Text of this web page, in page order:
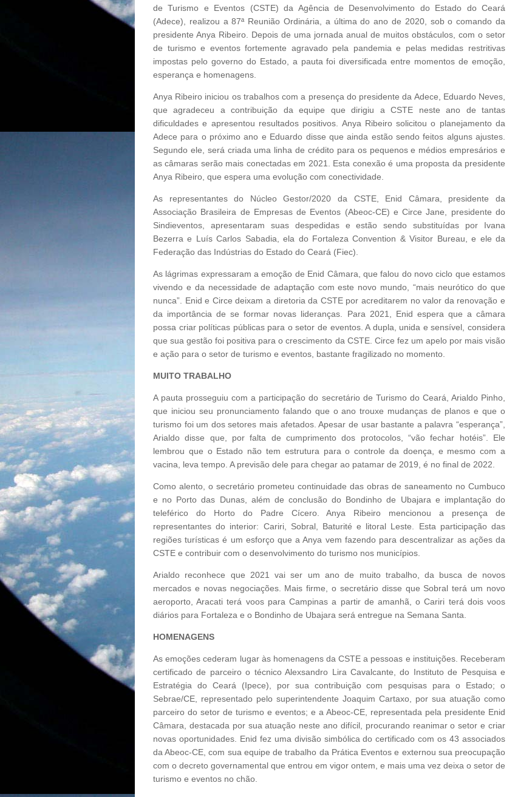
de Turismo e Eventos (CSTE) da Agência de Desenvolvimento do Estado do Ceará
(Adece), realizou a 87ª Reunião Ordinária, a última do ano de 2020, sob o comando da
presidente Anya Ribeiro. Depois de uma jornada anual de muitos obstáculos, com o setor
de turismo e eventos fortemente agravado pela pandemia e pelas medidas restritivas
impostas pelo governo do Estado, a pauta foi diversificada entre momentos de emoção,
esperança e homenagens.
Anya Ribeiro iniciou os trabalhos com a presença do presidente da Adece, Eduardo Neves,
que agradeceu a contribuição da equipe que dirigiu a CSTE neste ano de tantas
dificuldades e apresentou resultados positivos. Anya Ribeiro solicitou o planejamento da
Adece para o próximo ano e Eduardo disse que ainda estão sendo feitos alguns ajustes.
Segundo ele, será criada uma linha de crédito para os pequenos e médios empresários e
as câmaras serão mais conectadas em 2021. Esta conexão é uma proposta da presidente
Anya Ribeiro, que espera uma evolução com conectividade.
As representantes do Núcleo Gestor/2020 da CSTE, Enid Câmara, presidente da
Associação Brasileira de Empresas de Eventos (Abeoc-CE) e Circe Jane, presidente do
Sindieventos, apresentaram suas despedidas e estão sendo substituídas por Ivana
Bezerra e Luís Carlos Sabadia, ela do Fortaleza Convention & Visitor Bureau, e ele da
Federação das Indústrias do Estado do Ceará (Fiec).
As lágrimas expressaram a emoção de Enid Câmara, que falou do novo ciclo que estamos
vivendo e da necessidade de adaptação com este novo mundo, “mais neurótico do que
nunca”. Enid e Circe deixam a diretoria da CSTE por acreditarem no valor da renovação e
da importância de se formar novas lideranças. Para 2021, Enid espera que a câmara
possa criar políticas públicas para o setor de eventos. A dupla, unida e sensível, considera
que sua gestão foi positiva para o crescimento da CSTE. Circe fez um apelo por mais visão
e ação para o setor de turismo e eventos, bastante fragilizado no momento.
MUITO TRABALHO
A pauta prosseguiu com a participação do secretário de Turismo do Ceará, Arialdo Pinho,
que iniciou seu pronunciamento falando que o ano trouxe mudanças de planos e que o
turismo foi um dos setores mais afetados. Apesar de usar bastante a palavra “esperança”,
Arialdo disse que, por falta de cumprimento dos protocolos, “vão fechar hotéis”. Ele
lembrou que o Estado não tem estrutura para o controle da doença, e mesmo com a
vacina, leva tempo. A previsão dele para chegar ao patamar de 2019, é no final de 2022.
Como alento, o secretário prometeu continuidade das obras de saneamento no Cumbuco
e no Porto das Dunas, além de conclusão do Bondinho de Ubajara e implantação do
teleférico do Horto do Padre Cícero. Anya Ribeiro mencionou a presença de
representantes do interior: Cariri, Sobral, Baturité e litoral Leste. Esta participação das
regiões turísticas é um esforço que a Anya vem fazendo para descentralizar as ações da
CSTE e contribuir com o desenvolvimento do turismo nos municípios.
Arialdo reconhece que 2021 vai ser um ano de muito trabalho, da busca de novos
mercados e novas negociações. Mais firme, o secretário disse que Sobral terá um novo
aeroporto, Aracati terá voos para Campinas a partir de amanhã, o Cariri terá dois voos
diários para Fortaleza e o Bondinho de Ubajara será entregue na Semana Santa.
HOMENAGENS
As emoções cederam lugar às homenagens da CSTE a pessoas e instituições. Receberam
certificado de parceiro o técnico Alexsandro Lira Cavalcante, do Instituto de Pesquisa e
Estratégia do Ceará (Ipece), por sua contribuição com pesquisas para o Estado; o
Sebrae/CE, representado pelo superintendente Joaquim Cartaxo, por sua atuação como
parceiro do setor de turismo e eventos; e a Abeoc-CE, representada pela presidente Enid
Câmara, destacada por sua atuação neste ano difícil, procurando reanimar o setor e criar
novas oportunidades. Enid fez uma divisão simbólica do certificado com os 43 associados
da Abeoc-CE, com sua equipe de trabalho da Prática Eventos e externou sua preocupação
com o decreto governamental que entrou em vigor ontem, e mais uma vez deixa o setor de
turismo e eventos no chão.